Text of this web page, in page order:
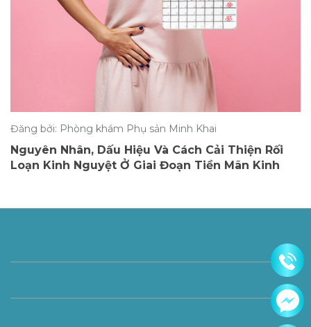
Đăng bởi: Phòng khám Phụ sản Minh Khai
Nguyên Nhân, Dấu Hiệu Và Cách Cải Thiện Rối
Loạn Kinh Nguyệt Ở Giai Đoạn Tiền Mãn Kinh